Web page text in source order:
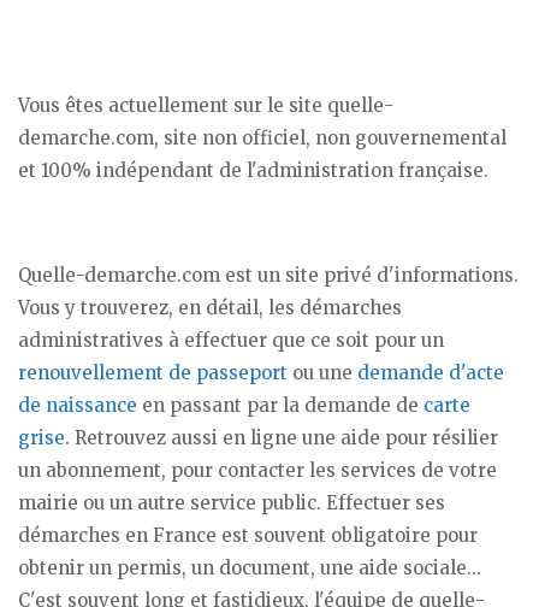
Vous êtes actuellement sur le site quelle-
demarche.com, site non officiel, non gouvernemental
et 100% indépendant de l'administration française.
Quelle-demarche.com est un site privé d'informations.
Vous y trouverez, en détail, les démarches
administratives à effectuer que ce soit pour un
renouvellement de passeport ou une demande d'acte
de naissance en passant par la demande de carte
grise. Retrouvez aussi en ligne une aide pour résilier
un abonnement, pour contacter les services de votre
mairie ou un autre service public. Effectuer ses
démarches en France est souvent obligatoire pour
obtenir un permis, un document, une aide sociale...
C'est souvent long et fastidieux, l'équipe de quelle-